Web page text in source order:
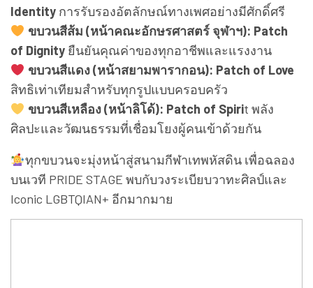
Identity การรับรองอัตลักษณ์ทางเพศอย่างมีศักดิ์ศรี
ขบวนสีส้ม (หน้าคณะอักษรศาสตร์ จุฬาฯ): Patch
of Dignity ยืนยันคุณค่าของทุกอาชีพและแรงงาน
ขบวนสีแดง (หน้าสยามพารากอน): Patch of Love
สิทธิเท่าเทียมสำหรับทุกรูปแบบครอบครัว
ขบวนสีเหลือง (หน้าลิโด้): Patch of Spirit พลัง
ศิลปะและวัฒนธรรมที่เชื่อมโยงผู้คนเข้าด้วยกัน
ทุกขบวนจะมุ่งหน้าสู่สนามกีฬาเทพหัสดิน เพื่อฉลอง
บนเวที PRIDE STAGE พบกับวงระเบียบวาทะศิลป์และ
Iconic LGBTQIAN+ อีกมากมาย